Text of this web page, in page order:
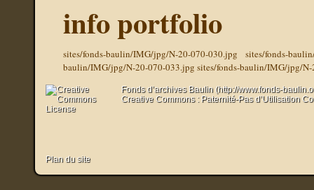
info portfolio
sites/fonds-baulin/IMG/jpg/N-20-070-030.jpg
sites/fonds-
baulin/IMG/jpg/N-20-070-033.jpg sites/fonds-baulin/IMG/jpg/
Fonds d’archives Baulin (http://www.fonds-
Creative Commons : Paternité-Pas d’Utilisation
Plan du site